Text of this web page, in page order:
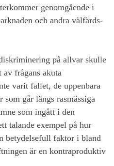
genomgående i
och andra välfärds-
på allvar skulle
frågans akuta
varit fallet, de uppenbara
går längs rasmässiga
som ingått i den
talande exempel på hur
betydelsefull faktor i bland
är en kontraproduktiv